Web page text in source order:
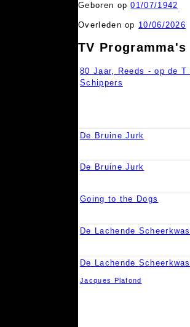
Geboren op01/07/1942
Overleden op 10/06/2026
TV Programma's
80 Jaar, Reeds - op de T
Schippers
De Bruine Jurk
De Bruine Jurk
Going to the Dogs
De Lachende
De Lachende
Jacques Plafond